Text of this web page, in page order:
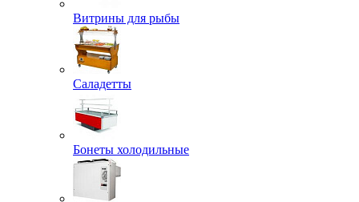
Витрины для рыбы
Саладетты
Бонеты холодильные